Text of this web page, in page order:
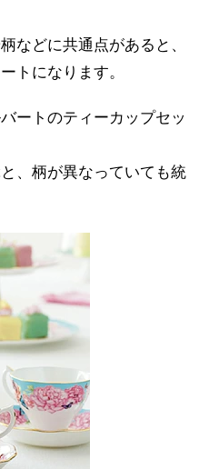
などに共通点があると、
トになります。
ートのティーカップセッ
、柄が異なっていても統